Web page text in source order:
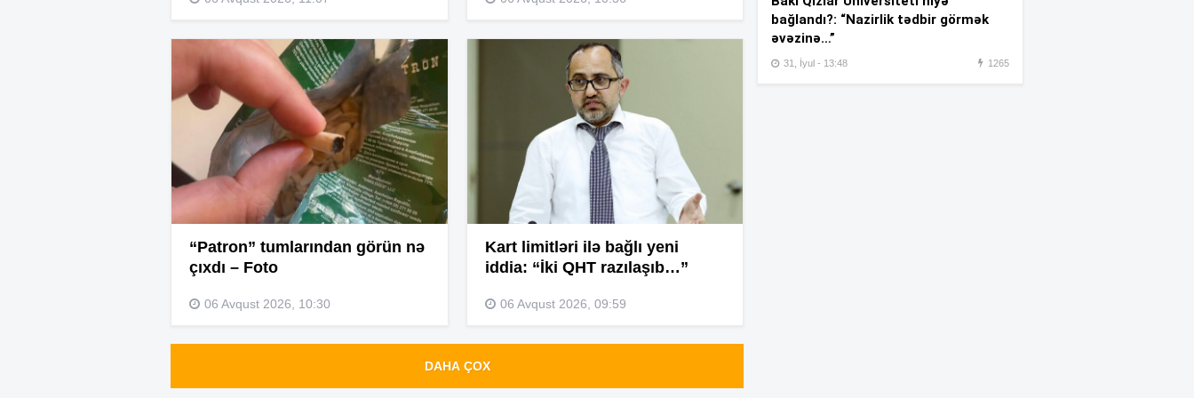
“Patron” tumlarından görün nə
çıxdı – Foto
06 Avqust 2026, 10:30
Kart limitləri ilə bağlı yeni
iddia: “İki QHT razılaşıb…”
06 Avqust 2026, 09:59
DAHA ÇOX
11:03
Özəl universitetlərdə ən çox
seçilən ixtisas qrupu –SİYAHI
11:01 Tramp onları həbslə hədələdi
bağlandı?: “Nazirlik tədbir görmək
əvəzinə…”
31, İyul - 13:48 1265